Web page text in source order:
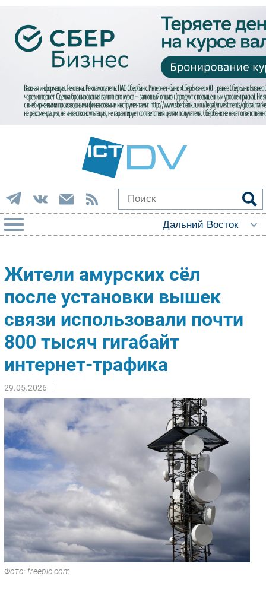
Импорто­замещение
Автоматизация Промышленности
Интернет
Фиксированная связь
Интеграция
Рынок ПК
Маркетинг
Торговые сети
Оборудование
ПО
Outsourcing
Кадры
Регулирование
Финансы
Web
Безопасность
Инновации
Жители амурских сёл
после установки вышек
связи использовали почти
800 тысяч гигабайт
интернет-трафика
29.05.2026
Фото: freepic.com